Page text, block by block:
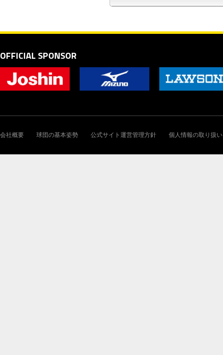
OFFICIAL SPONSOR
会社概要 球団の基本姿勢 公式サイト運営管理方針 個人情報の取り扱い